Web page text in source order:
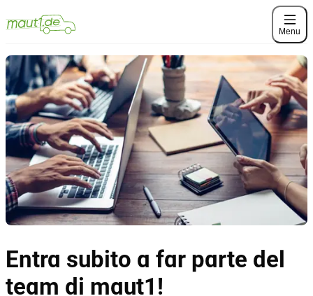
Menu
Entra subito a far parte del
team di maut1!